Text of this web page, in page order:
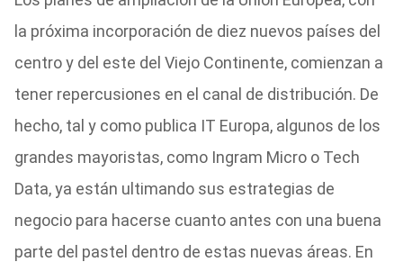
la próxima incorporación de diez nuevos países del
centro y del este del Viejo Continente, comienzan a
tener repercusiones en el canal de distribución. De
hecho, tal y como publica IT Europa, algunos de los
grandes mayoristas, como Ingram Micro o Tech
Data, ya están ultimando sus estrategias de
negocio para hacerse cuanto antes con una buena
parte del pastel dentro de estas nuevas áreas. En